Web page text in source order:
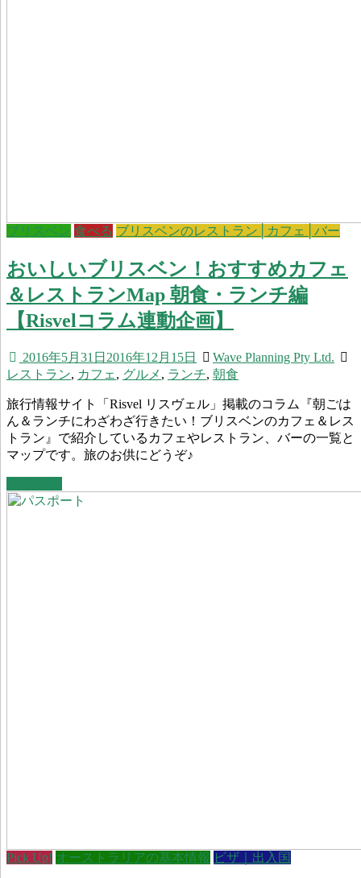
ブリスベン 食べる ブリスベンのレストラン│カフェ│バー
おいしいブリスベン！おすすめカフェ
＆レストランMap 朝食・ランチ編
【Risvelコラム連動企画】
2016年5月31日 2016年12月15日
Wave Planning Pty Ltd.
レストラン, カフェ , グルメ , ランチ, 朝食
旅行情報サイト「Risvel リスヴェル」掲載のコラム『朝ごは
ん＆ランチにわざわざ行きたい！ブリスベンのカフェ＆レス
トラン』で紹介しているカフェやレストラン、バーの一覧と
マップです。旅のお供にどうぞ♪
Pick Up! オーストラリアの基本情報 ビザ｜出入国